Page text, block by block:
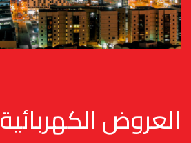
العروض الكهربائية